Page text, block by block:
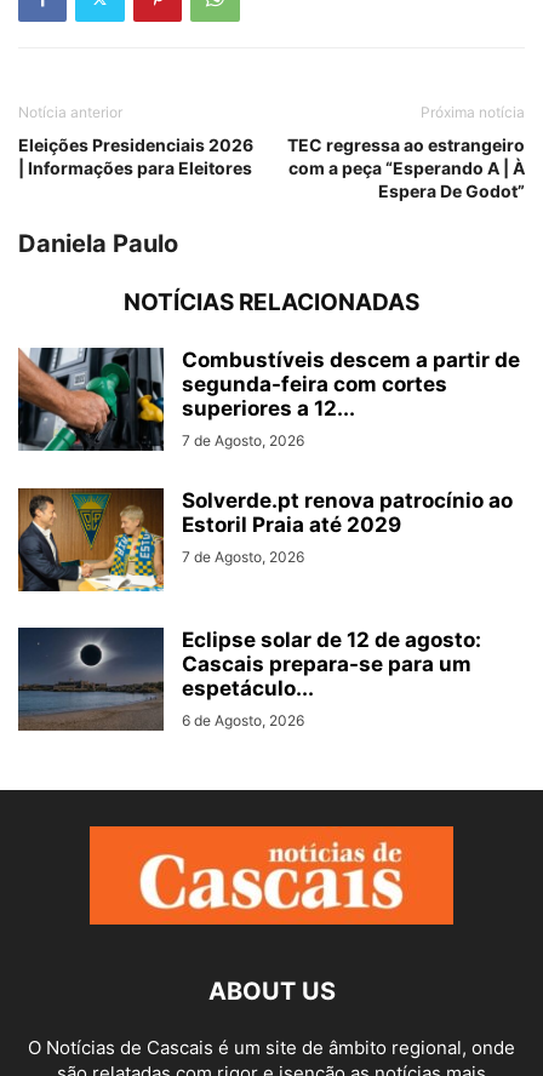
Notícia anterior
Eleições Presidenciais 2026
| Informações para Eleitores
Próxima notícia
TEC regressa ao estrangeiro
com a peça “Esperando A | À
Espera De Godot”
Daniela Paulo
NOTÍCIAS RELACIONADAS
Combustíveis descem a partir de
segunda-feira com cortes
superiores a 12...
7 de Agosto, 2026
Solverde.pt renova patrocínio ao
Estoril Praia até 2029
7 de Agosto, 2026
Eclipse solar de 12 de agosto:
Cascais prepara-se para um
espetáculo...
6 de Agosto, 2026
ABOUT US
O Notícias de Cascais é um site de âmbito regional, onde